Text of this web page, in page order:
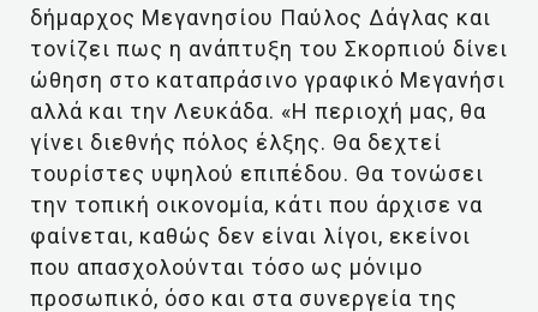
δήμαρχος Μεγανησίου Παύλος Δάγλας και
τονίζει πως η ανάπτυξη του Σκορπιού δίνει
ώθηση στο καταπράσινο γραφικό Μεγανήσι
αλλά και την Λευκάδα. «Η περιοχή μας, θα
γίνει διεθνής πόλος έλξης. Θα δεχτεί
τουρίστες υψηλού επιπέδου. Θα τονώσει
την τοπική οικονομία, κάτι που άρχισε να
φαίνεται, καθώς δεν είναι λίγοι, εκείνοι
που απασχολούνται τόσο ως μόνιμο
προσωπικό, όσο και στα συνεργεία της